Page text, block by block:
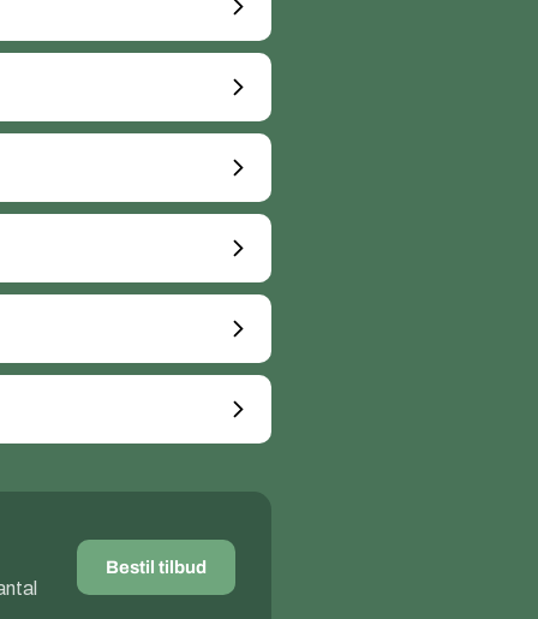
Bestil tilbud